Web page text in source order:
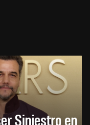
Siniestro en